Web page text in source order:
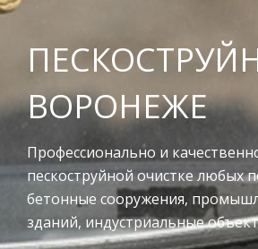
ВОРОНЕЖЕ
Профессионально и
пескоструйной очистке любых
бетонные сооружения,
зданий, индустриальные